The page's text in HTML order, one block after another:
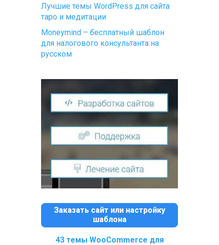
Лучшие темы WordPress для сайта
таро и медитации
Moneymind – бесплатный шаблон
для налогового консультанта на
русском
Заказать сайт или настройку
шаблона
43 темы WooCommerce для